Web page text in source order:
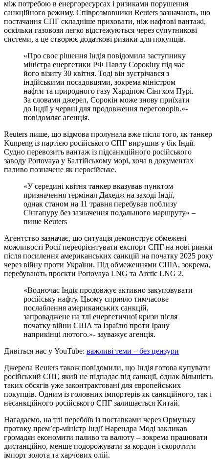
між потребою в енергоресурсах і ризиками порушення
санкційного режиму. Співрозмовники Reuters зазначають, що
постачання СПГ складніше приховати, ніж нафтові вантажі,
оскільки газовози легко відстежуються через супутникові
системи, а це створює додаткові ризики для покупців.
«Про своє рішення Індія повідомила заступнику
міністра енергетики РФ Павлу Сорокіну під час
його візиту 30 квітня. Тоді він зустрічався з
індійськими посадовцями, зокрема міністром
нафти та природного газу Хардіпом Сінгхом Пурі.
За словами джерел, Сорокін може знову приїхати
до Індії у червні для продовження переговорів.»-
повідомляє агенція.
Reuters пише, що відмова пролунала вже після того, як танкер
Kunpeng із партією російського СПГ вирушив у бік Індії.
Судно перевозить вантаж із підсанкційного російського
заводу Portovaya у Балтійському морі, хоча в документах
паливо позначене як неросійське.
«У середині квітня танкер вказував пунктом
призначення термінал Дахедж на заході Індії,
однак станом на 11 травня перебував поблизу
Сінгапуру без зазначення подальшого маршруту» –
пише Reuters
Агентство зазначає, що ситуація демонструє обмежені
можливості Росії переорієнтувати експорт СПГ на нові ринки
після посилення американських санкцій на початку 2025 року
через війну проти України. Під обмеженнями США, зокрема,
перебувають проєкти Portovaya LNG та Arctic LNG 2.
«Водночас Індія продовжує активно закуповувати
російську нафту. Цьому сприяло тимчасове
послаблення американських санкцій,
запроваджене на тлі енергетичної кризи після
початку війни США та Ізраїлю проти Ірану
наприкінці лютого.»- зауважує агенція.
Дивіться нас у YouTube: важливі теми – без цензури
Джерела Reuters також повідомили, що Індія готова купувати
російський СПГ, який не підпадає під санкції, однак більшість
таких обсягів уже законтрактовані для європейських
покупців. Одним із головних імпортерів як санкційного, так і
несанкційного російського СПГ залишається Китай.
Нагадаємо, на тлі перебоїв із поставками через Ормузьку
протоку прем’єр-міністр Індії Нарендра Моді закликав
громадян економити паливо та валюту – зокрема працювати
дистанційно, менше подорожувати за кордон і скоротити
імпорт золота та харчових олій.